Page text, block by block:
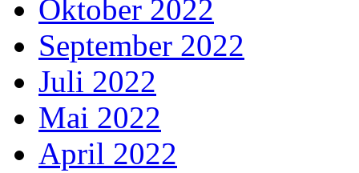
Oktober 2022
September 2022
Juli 2022
Mai 2022
April 2022